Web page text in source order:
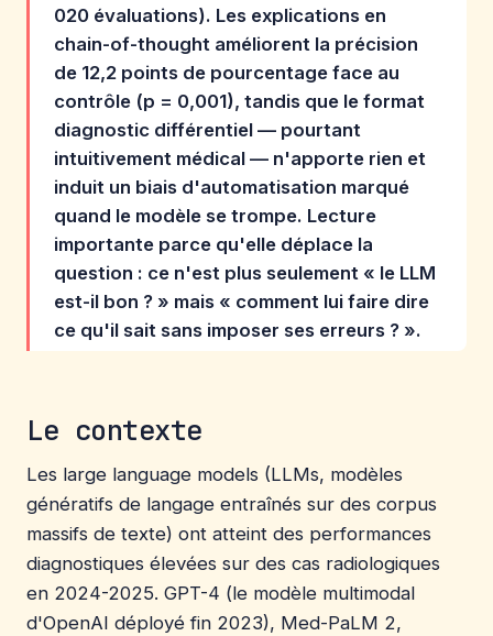
020 évaluations). Les explications en
chain-of-thought améliorent la précision
de 12,2 points de pourcentage face au
contrôle (p = 0,001), tandis que le format
diagnostic différentiel — pourtant
intuitivement médical — n'apporte rien et
induit un biais d'automatisation marqué
quand le modèle se trompe. Lecture
importante parce qu'elle déplace la
question : ce n'est plus seulement « le LLM
est-il bon ? » mais « comment lui faire dire
ce qu'il sait sans imposer ses erreurs ? ».
Le contexte
Les large language models (LLMs, modèles
génératifs de langage entraînés sur des corpus
massifs de texte) ont atteint des performances
diagnostiques élevées sur des cas radiologiques
en 2024-2025. GPT-4 (le modèle multimodal
d'OpenAI déployé fin 2023), Med-PaLM 2,